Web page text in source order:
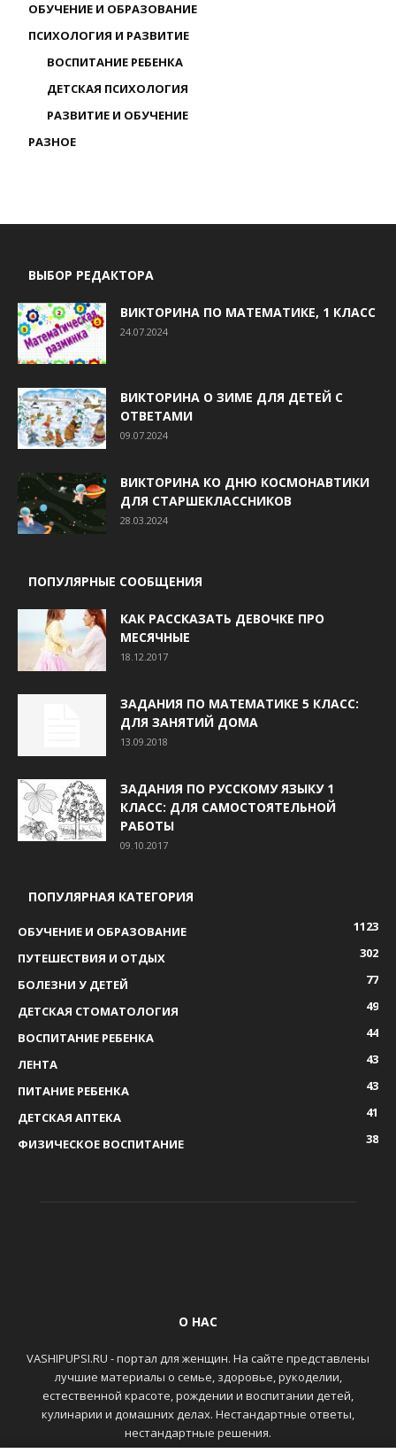
ОБУЧЕНИЕ И ОБРАЗОВАНИЕ
ПСИХОЛОГИЯ И РАЗВИТИЕ
ВОСПИТАНИЕ РЕБЕНКА
ДЕТСКАЯ ПСИХОЛОГИЯ
РАЗВИТИЕ И ОБУЧЕНИЕ
РАЗНОЕ
ВЫБОР РЕДАКТОРА
ВИКТОРИНА ПО МАТЕМАТИКЕ, 1 КЛАСС
24.07.2024
ВИКТОРИНА О ЗИМЕ ДЛЯ ДЕТЕЙ С
ОТВЕТАМИ
09.07.2024
ВИКТОРИНА КО ДНЮ КОСМОНАВТИКИ
ДЛЯ СТАРШЕКЛАССНИКОВ
28.03.2024
ПОПУЛЯРНЫЕ СООБЩЕНИЯ
КАК РАССКАЗАТЬ ДЕВОЧКЕ ПРО
МЕСЯЧНЫЕ
18.12.2017
ЗАДАНИЯ ПО МАТЕМАТИКЕ 5 КЛАСС:
ДЛЯ ЗАНЯТИЙ ДОМА
13.09.2018
ЗАДАНИЯ ПО РУССКОМУ ЯЗЫКУ 1
КЛАСС: ДЛЯ САМОСТОЯТЕЛЬНОЙ
РАБОТЫ
09.10.2017
ПОПУЛЯРНАЯ КАТЕГОРИЯ
ОБУЧЕНИЕ И ОБРАЗОВАНИЕ
1123
ПУТЕШЕСТВИЯ И ОТДЫХ
302
БОЛЕЗНИ У ДЕТЕЙ
77
ДЕТСКАЯ СТОМАТОЛОГИЯ
49
ВОСПИТАНИЕ РЕБЕНКА
44
ЛЕНТА
43
ПИТАНИЕ РЕБЕНКА
43
ДЕТСКАЯ АПТЕКА
41
ФИЗИЧЕСКОЕ ВОСПИТАНИЕ
38
О НАС
VASHIPUPSI.RU - портал для женщин. На сайте представлены
лучшие материалы о семье, здоровье, рукоделии,
естественной красоте, рождении и воспитании детей,
кулинарии и домашних делах. Нестандартные ответы,
нестандартные решения.